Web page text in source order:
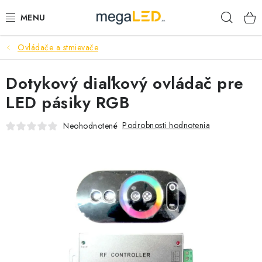
na
PRIEMYSEL
SVIETIDLÁ
ŽIAROVKY A TRUBICE
ELEKTROMATERIÁL
SAMSUNG SVIETIDLÁ
Ovládače a stmievače
Dotykový diaľkový ovládač pre
LED pásiky RGB
Neohodnotené Podrobnosti hodnotenia